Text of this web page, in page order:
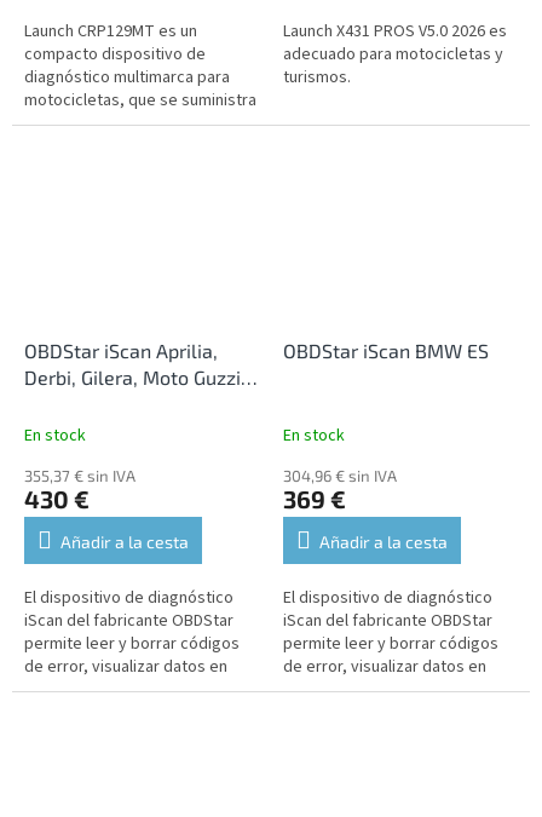
Launch CRP129MT es un
compacto dispositivo de
diagnóstico multimarca para
motocicletas, que se suministra
con un juego de adaptadores y
Launch X431 PROS V5.0 2026 es
adecuado para motocicletas y
turismos.
OBDStar iScan Aprilia,
Derbi, Gilera, Moto Guzzi,
En stock
355,37 € sin IVA
430 €
Añadir a la cesta
El dispositivo de diagnóstico
iScan del fabricante OBDStar
permite leer y borrar códigos
de error, visualizar datos en
tiempo real, realizar funciones
OBDStar iScan BMW ES
En stock
304,96 € sin IVA
369 €
Añadir a la cesta
El dispositivo de diagnóstico
iScan del fabricante OBDStar
permite leer y borrar códigos
de error, visualizar datos en
tiempo real, realizar funciones